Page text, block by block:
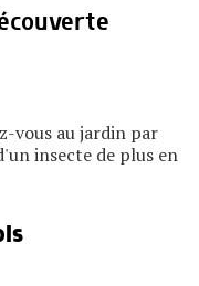
vous au jardin par
insecte de plus en